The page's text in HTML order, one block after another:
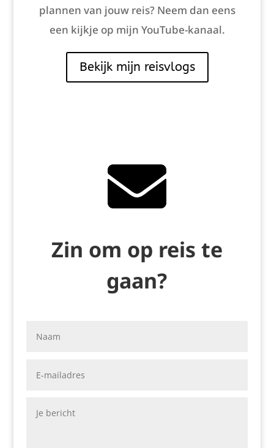
plannen van jouw reis? Neem dan eens
een kijkje op mijn YouTube-kanaal.
Bekijk mijn reisvlogs

Zin om op reis te
gaan?